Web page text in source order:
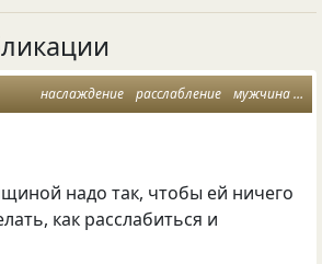
наслаждение расслабление мужчина
надо так, чтобы ей ничего
, как расслабиться и